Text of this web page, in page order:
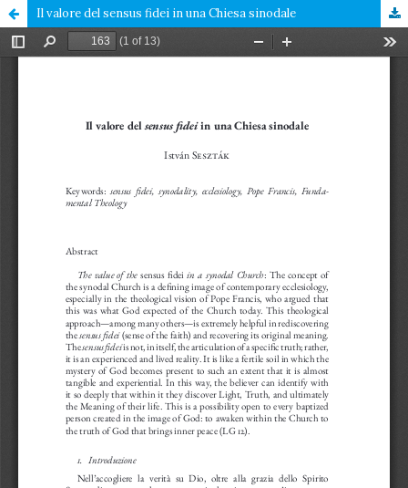
Il valore del sensus fidei in una Chiesa sinodale